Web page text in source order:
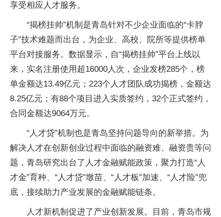
享受相应人才服务。
“揭榜挂帅”机制是青岛针对不少企业面临的“卡脖
子”技术难题而出台，为企业、高校、院所等提供榜单
平台对接服务。数据显示，自“揭榜挂帅”平台上线以
来，实名注册使用超16000人次，企业发榜285个，榜
单金额达13.49亿元；223个人才团队成功揭榜，金额达
8.25亿元；有88个项目进入实质签约，32个正式签约，
合同金额达9064万元。
“人才贷”机制也是青岛坚持问题导向的新举措。为
解决人才在创新创业过程中面临的融资难、融资贵等问
题，青岛研究出台了人才金融赋能政策，聚力打造“人
才金”育种、“人才贷”墩苗、“人才板”加速、“人才险”兜
底，接续助力产业发展的金融赋能链条。
人才新机制促进了产业创新发展。目前，青岛市规